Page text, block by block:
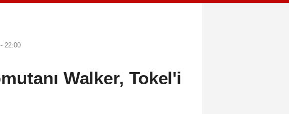
22:00
Walker, Tokel'i